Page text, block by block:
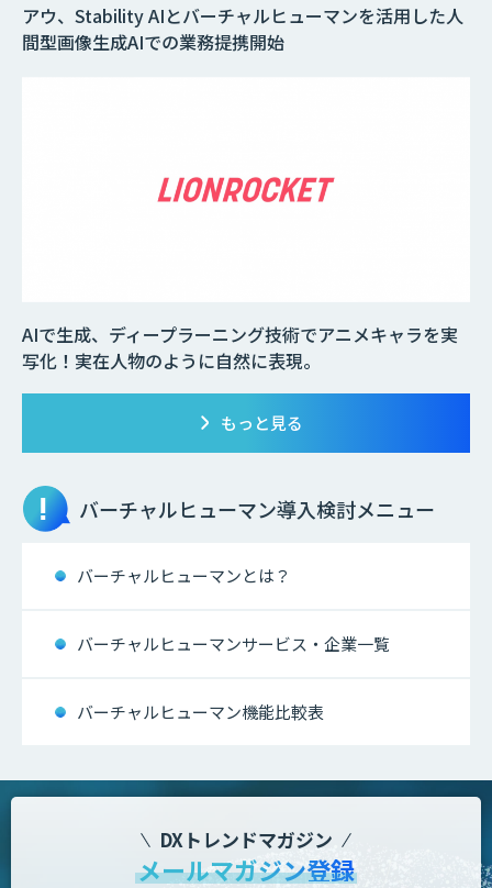
アウ、Stability AIとバーチャルヒューマンを活用した人
間型画像生成AIでの業務提携開始
AIで生成、ディープラーニング技術でアニメキャラを実
写化！実在人物のように自然に表現。
もっと見る
バーチャルヒューマン導入検討メニュー
バーチャルヒューマンとは？
バーチャルヒューマンサービス・企業一覧
バーチャルヒューマン機能比較表
DXトレンドマガジン
メールマガジン登録